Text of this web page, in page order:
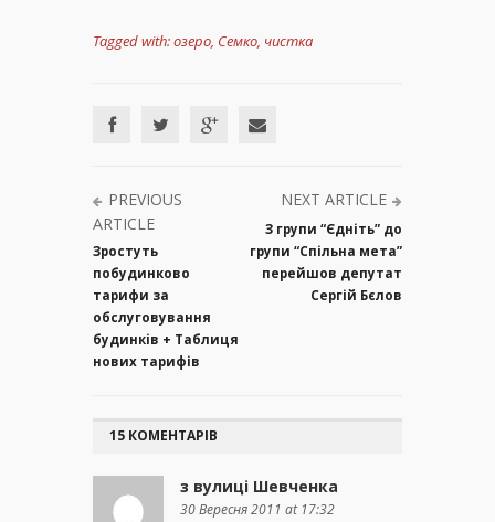
Tagged with:озеро, Семко, чистка
PREVIOUS
ARTICLE
Зростуть
побудинково
тарифи за
обслуговування
будинків + Таблиця
нових тарифів
NEXT ARTICLE
З групи “Єдніть” до
групи “Спільна мета”
перейшов депутат
Сергій Бєлов
15 КОМЕНТАРІВ
з вулиці Шевченка
30 Вересня 2011 at 17:32